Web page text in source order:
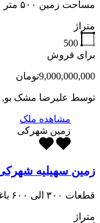
مساحت زمین ۵۰۰ متر ۲۵۰…
متراژ
500
برای فروش
9,000,000,000تومان
توسط علیرضا مشک بو,
مشاهده ملک
زمین شهرکی
زمین سهیلیه
قطعات ۳۰۰ الی ۶۰۰ باغچه…
متراژ